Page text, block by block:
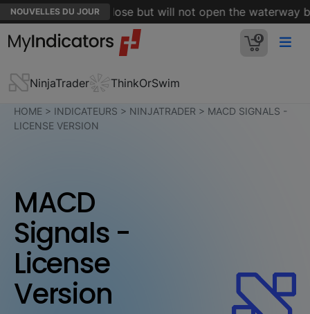
NOUVELLES DU JOUR
of Hormuz is close but will not open the waterway by
0
NinjaTrader ThinkOrSwim
HOME > INDICATEURS > NINJATRADER > MACD SIGNALS -
LICENSE VERSION
MACD
Signals -
License
Version